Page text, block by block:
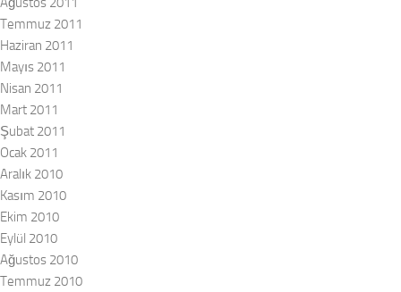
Temmuz 2011
Haziran 2011
Mayıs 2011
Nisan 2011
Mart 2011
Şubat 2011
Ocak 2011
Aralık 2010
Kasım 2010
Ekim 2010
Eylül 2010
Ağustos 2010
Temmuz 2010